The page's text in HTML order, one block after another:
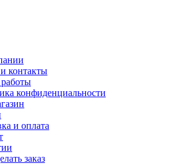
контакты
конфиденциальности
и оплата
заказ